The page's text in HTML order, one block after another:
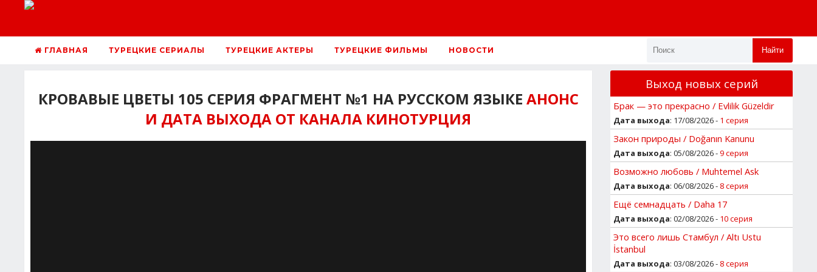
ГЛАВНАЯ ТУРЕЦКИЕ СЕРИАЛЫ ТУРЕЦКИЕ АКТЕРЫ ТУРЕЦКИЕ ФИЛЬМЫ НОВОСТИ Найти
КРОВАВЫЕ ЦВЕТЫ 105 СЕРИЯ ФРАГМЕНТ №1 НА РУССКОМ ЯЗЫКЕ АНОНС
И ДАТА ВЫХОДА ОТ КАНАЛА КИНОТУРЦИЯ
Выход новых серий
Брак — это прекрасно / Evlilik Güzeldir
Дата выхода: 17/08/2026 - 1 серия
Закон природы / Doğanın Kanunu
Дата выхода: 05/08/2026 -9 серия
Возможно любовь / Muhtemel Ask
Дата выхода: 06/08/2026 - 8 серия
Ещё семнадцать / Daha 17
Дата выхода: 02/08/2026 - 10 серия
Это всего лишь Стамбул / Altı Ustu
İstanbul
Дата выхода: 03/08/2026 - 8 серия